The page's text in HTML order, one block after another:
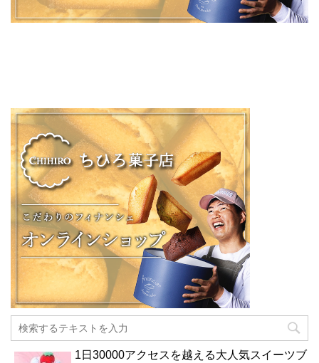
1日30000アクセスを越える大人気スイーツブ